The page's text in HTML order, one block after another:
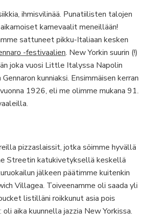
ihmisvilinää. Punatiilisten talojen
karnevaalit meneillään!
sattuneet pikku-Italiaan kesken
-festivaalien. New Yorkin suurin (!)
joka vuosi Little Italyssa Napolin
kunniaksi. Ensimmäisen kerran
1926, eli me olimme mukana 91.
pizzaslaissit, jotka söimme hyvällä
Streetin katukivetyksellä keskellä
jälkeen päätimme kuitenkin
Villagea. Toiveenamme oli saada yli
listilläni roikkunut asia pois
aika kuunnella jazzia New Yorkissa.